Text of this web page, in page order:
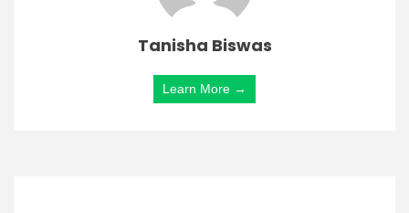
Tanisha Biswas
Learn More →